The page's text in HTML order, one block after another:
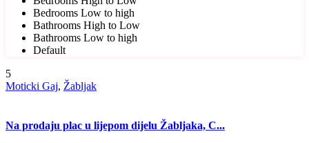
Bedrooms Low to high
Bathrooms High to Low
Bathrooms Low to high
Default
5
Moticki Gaj, Žabljak
Na prodaju plac u lijepom dijelu Žabljaka, C...